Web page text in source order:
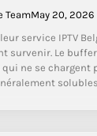
TeamMay 20, 2026
service IPTV
survenir. Le
ne se chargent